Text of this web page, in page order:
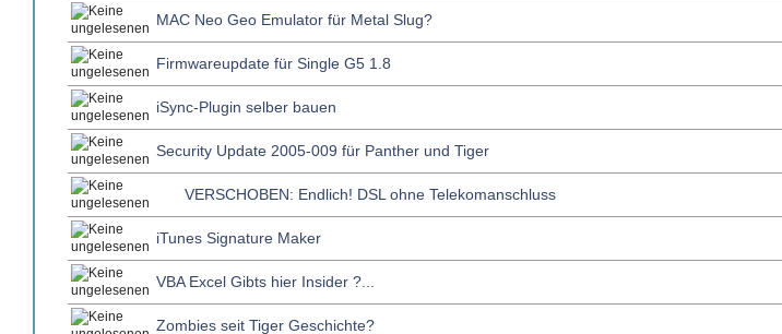
MAC Neo Geo Emulator für Metal Slug?
Firmwareupdate für Single G5 1.8
iSync-Plugin selber bauen
Security Update 2005-009 für Panther und Tiger
VERSCHOBEN: Endlich! DSL ohne Telekomanschluss
iTunes Signature Maker
VBA Excel Gibts hier Insider ?...
Zombies seit Tiger Geschichte?